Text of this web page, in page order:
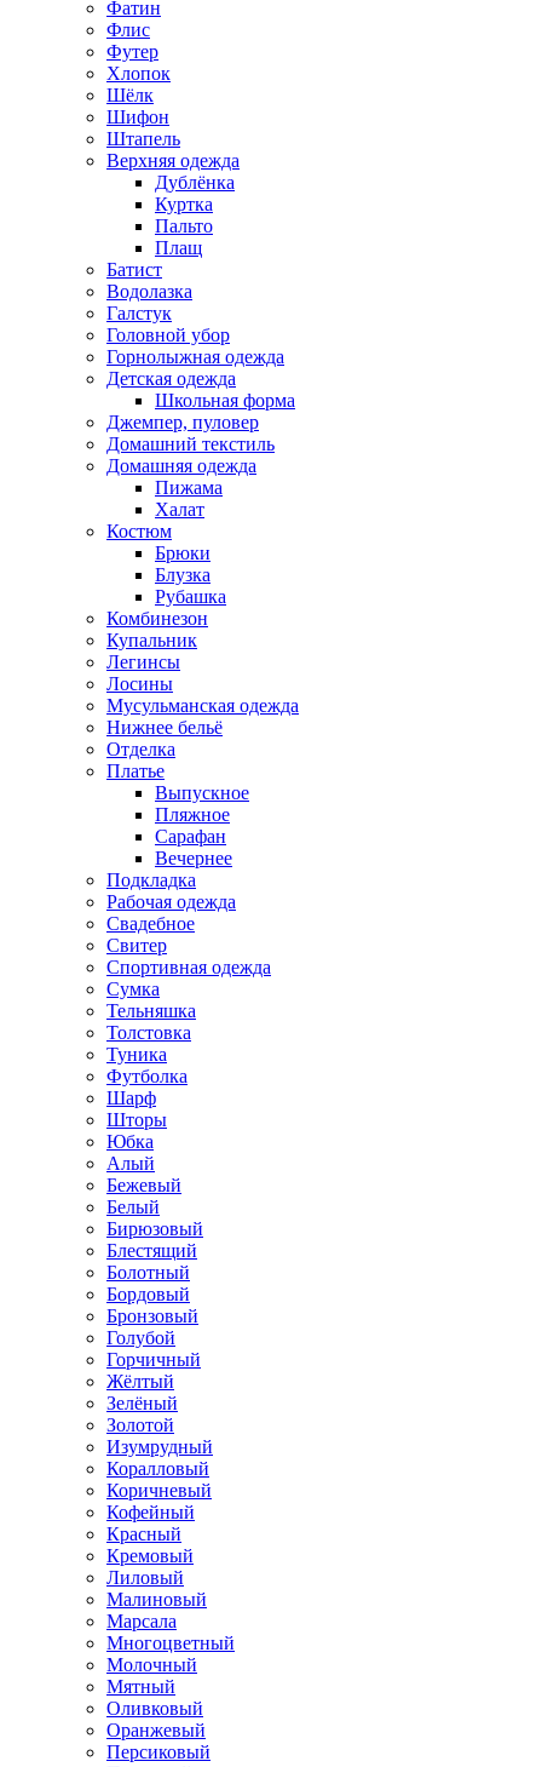
Фатин
Флис
Футер
Хлопок
Шёлк
Шифон
Штапель
Верхняя одежда
Дублёнка
Куртка
Пальто
Плащ
Батист
Водолазка
Галстук
Головной убор
Горнолыжная одежда
Детская одежда
Школьная форма
Джемпер, пуловер
Домашний текстиль
Домашняя одежда
Пижама
Халат
Костюм
Брюки
Блузка
Рубашка
Комбинезон
Купальник
Легинсы
Лосины
Мусульманская одежда
Нижнее бельё
Отделка
Платье
Выпускное
Пляжное
Сарафан
Вечернее
Подкладка
Рабочая одежда
Свадебное
Свитер
Спортивная одежда
Сумка
Тельняшка
Толстовка
Туника
Футболка
Шарф
Шторы
Юбка
Алый
Бежевый
Белый
Бирюзовый
Блестящий
Болотный
Бордовый
Бронзовый
Голубой
Горчичный
Жёлтый
Зелёный
Золотой
Изумрудный
Коралловый
Коричневый
Кофейный
Красный
Кремовый
Лиловый
Малиновый
Марсала
Многоцветный
Молочный
Мятный
Оливковый
Оранжевый
Персиковый